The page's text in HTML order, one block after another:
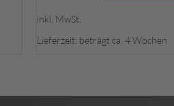
weist
Die
inkl. MwSt.
Lieferzeit: beträgt ca. 4 Wochen